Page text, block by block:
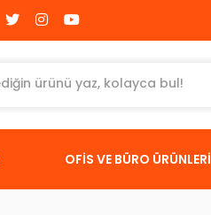
OFİS VE BÜRO ÜRÜNLERİ